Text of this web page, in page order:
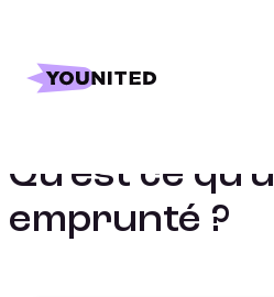
Home
Qu’est ce
emprunté ?